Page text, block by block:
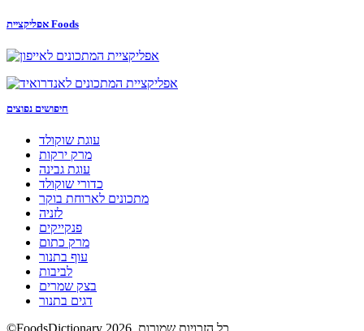
אפליקציית Foods
חיפושים נפוצים
עוגת שוקולד
מרק ירקות
עוגת גבינה
כדורי שוקולד
מתכונים לארוחת בוקר
לזניה
פנקייקים
מרק כתום
עוף בתנור
לביבות
בצק שמרים
דגים בתנור
©FoodsDictionary 2026, כל הזכויות שמורות